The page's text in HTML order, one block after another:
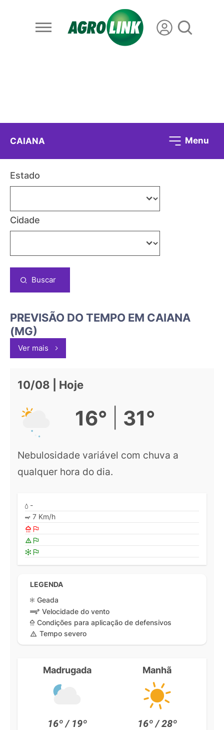
CAIANA Menu
Estado
Cidade
Buscar
PREVISÃO DO TEMPO EM CAIANA
(MG)
Ver mais
10/08 | Hoje
16° 31°
Nebulosidade variável com chuva a
qualquer hora do dia.
-
7 Km/h
LEGENDA
Geada
Velocidade do vento
Condições para aplicação de defensivos
Tempo severo
Madrugada
16º / 19º
Manhã
16º / 28º